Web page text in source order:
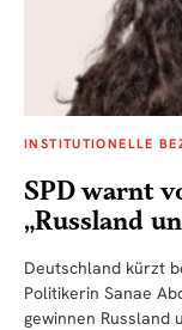
INSTITUTIONELLE
SPD warnt
„Russland
Deutschland kürzt
Politikerin Sanae
gewinnen Russland